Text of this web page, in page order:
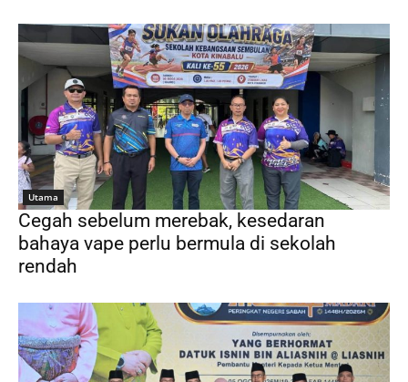
Utama
Cegah sebelum merebak, kesedaran
bahaya vape perlu bermula di sekolah
rendah